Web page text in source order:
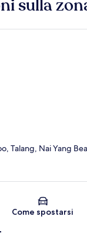
sulla
Talang, Nai Yang
Come spostarsi